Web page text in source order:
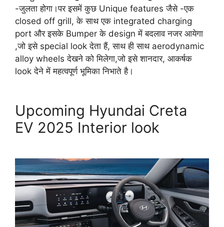
-जुलता होगा।पर इसमें कुछ Unique features जैसे -एक
closed off grill, के साथ एक integrated charging
port और इसके Bumper के design में बदलाव नजर आयेगा
,जो इसे special look देता हैं, साथ ही साथ aerodynamic
alloy wheels देखने को मिलेगा,जो इसे शानदार, आकर्षक
look देने में महत्वपूर्ण भूमिका निभाते है।
Upcoming Hyundai Creta
EV 2025 Interior look